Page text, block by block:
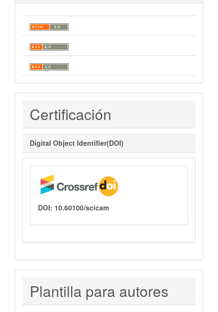
Certificaciones
Certificación
Digital Object Identifier(DOI)
DOI: 10.60100/scicam
PLANTILLAS
PARA
Plantilla para autores